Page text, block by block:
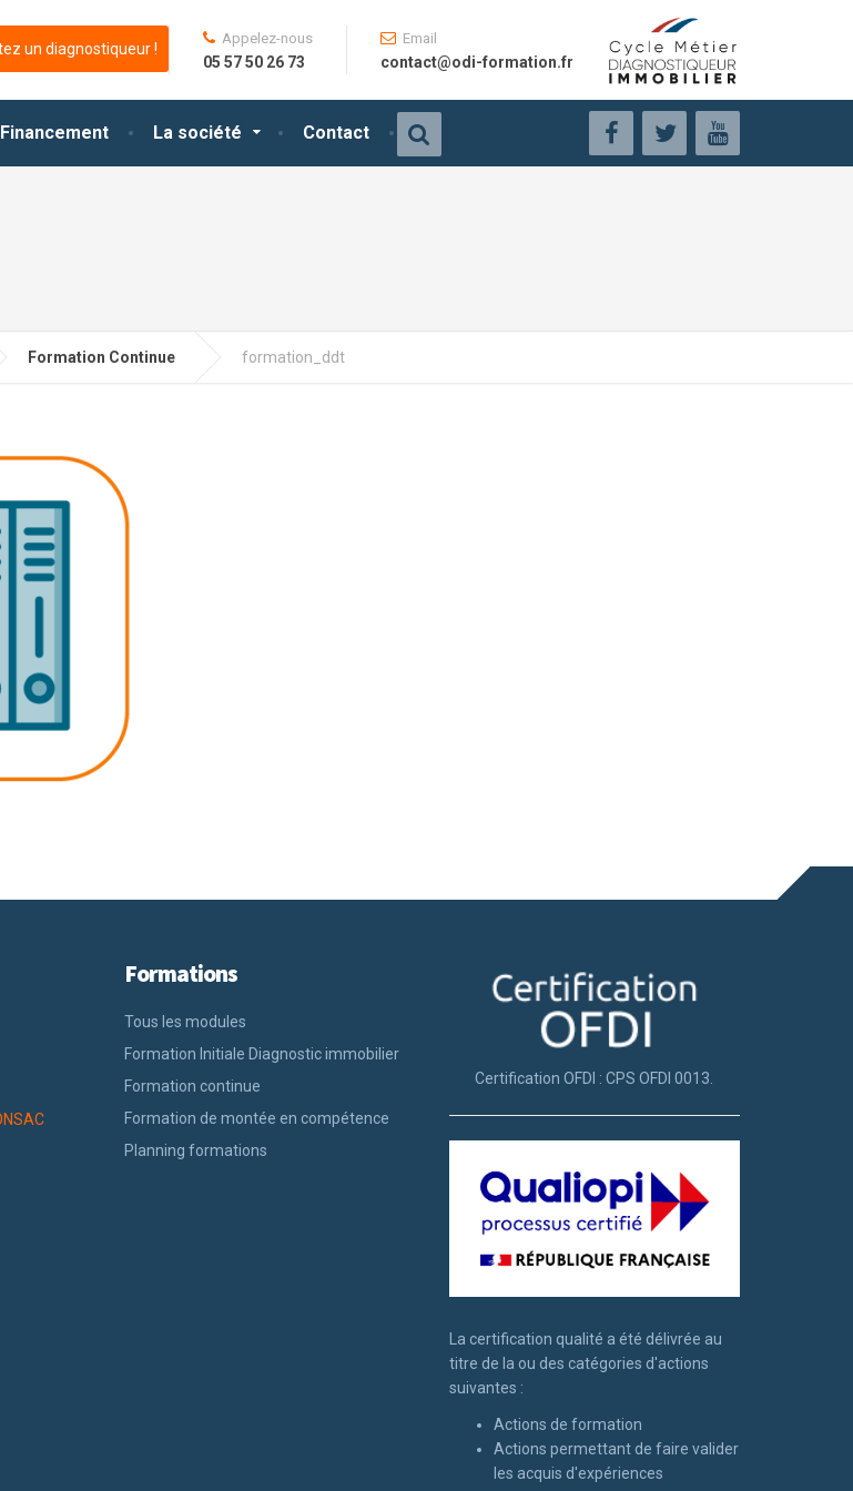
Financement La société Contact
un diagnostiqueur !
Appelez-nous
05 57 50 26 73
Email
contact@odi-formation.fr
Formation Continue formation_ddt
Formations
Tous les modules
Formation Initiale Diagnostic immobilier
Formation continue
Formation de montée en compétence
Planning formations
Certification OFDI : CPS OFDI 0013.
La certification qualité a été délivrée au
titre de la ou des catégories d'actions
suivantes :
Actions de formation
Actions permettant de faire valider
les acquis d'expériences